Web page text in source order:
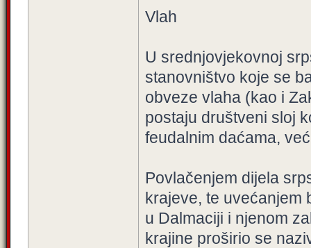
Vlah
U srednjovjekovnoj
stanovništvo koje se
obveze vlaha (kao i
postaju društveni sloj
feudalnim daćama,
Povlačenjem dijela
krajeve, te uvećanjem
u Dalmaciji i njenom
krajine proširio se